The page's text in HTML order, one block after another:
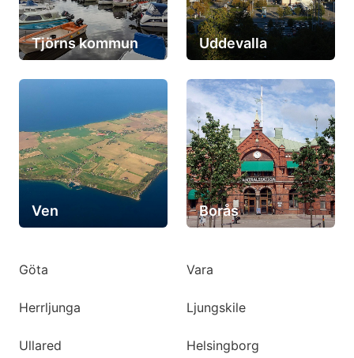
Tjörns kommun Uddevalla
Ven Borås
Göta Vara
Herrljunga Ljungskile
Ullared Helsingborg